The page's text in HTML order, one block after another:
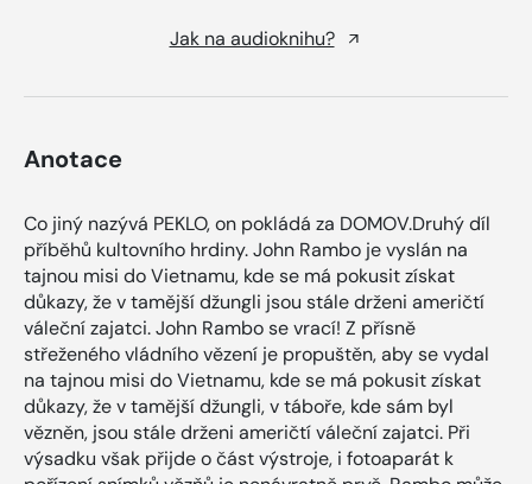
Jak na audioknihu?
Anotace
Co jiný nazývá PEKLO, on pokládá za DOMOV.Druhý díl
příběhů kultovního hrdiny. John Rambo je vyslán na
tajnou misi do Vietnamu, kde se má pokusit získat
důkazy, že v tamější džungli jsou stále drženi američtí
váleční zajatci. John Rambo se vrací! Z přísně
střeženého vládního vězení je propuštěn, aby se vydal
na tajnou misi do Vietnamu, kde se má pokusit získat
důkazy, že v tamější džungli, v táboře, kde sám byl
vězněn, jsou stále drženi američtí váleční zajatci. Při
výsadku však přijde o část výstroje, i fotoaparát k